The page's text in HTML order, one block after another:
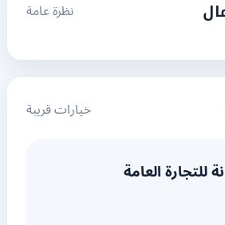
نظرة عامة
خيارات قريبة
العامة